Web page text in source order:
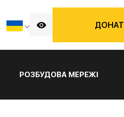
ДОНАТ
РОЗБУДОВА МЕРЕЖІ